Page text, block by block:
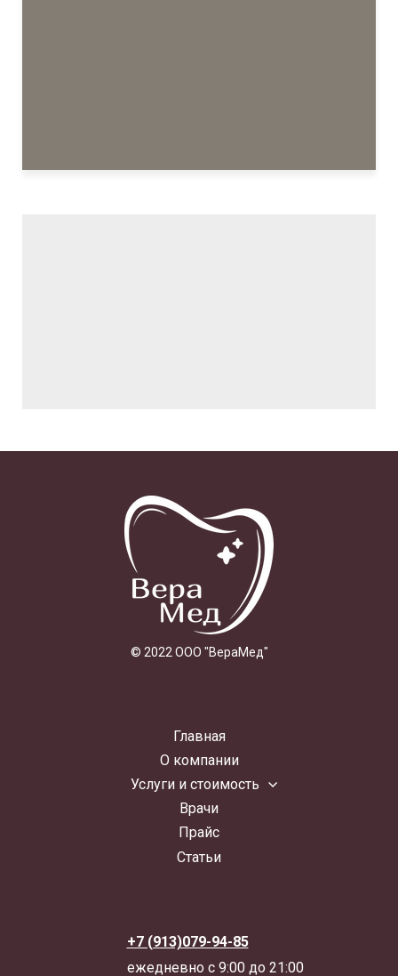
© 2022 ООО "ВераМед"
Главная
О компании
Услуги и стоимость
Врачи
Прайс
Статьи
+7 (913)079-94-85
ежедневно с 9:00 до 21:00